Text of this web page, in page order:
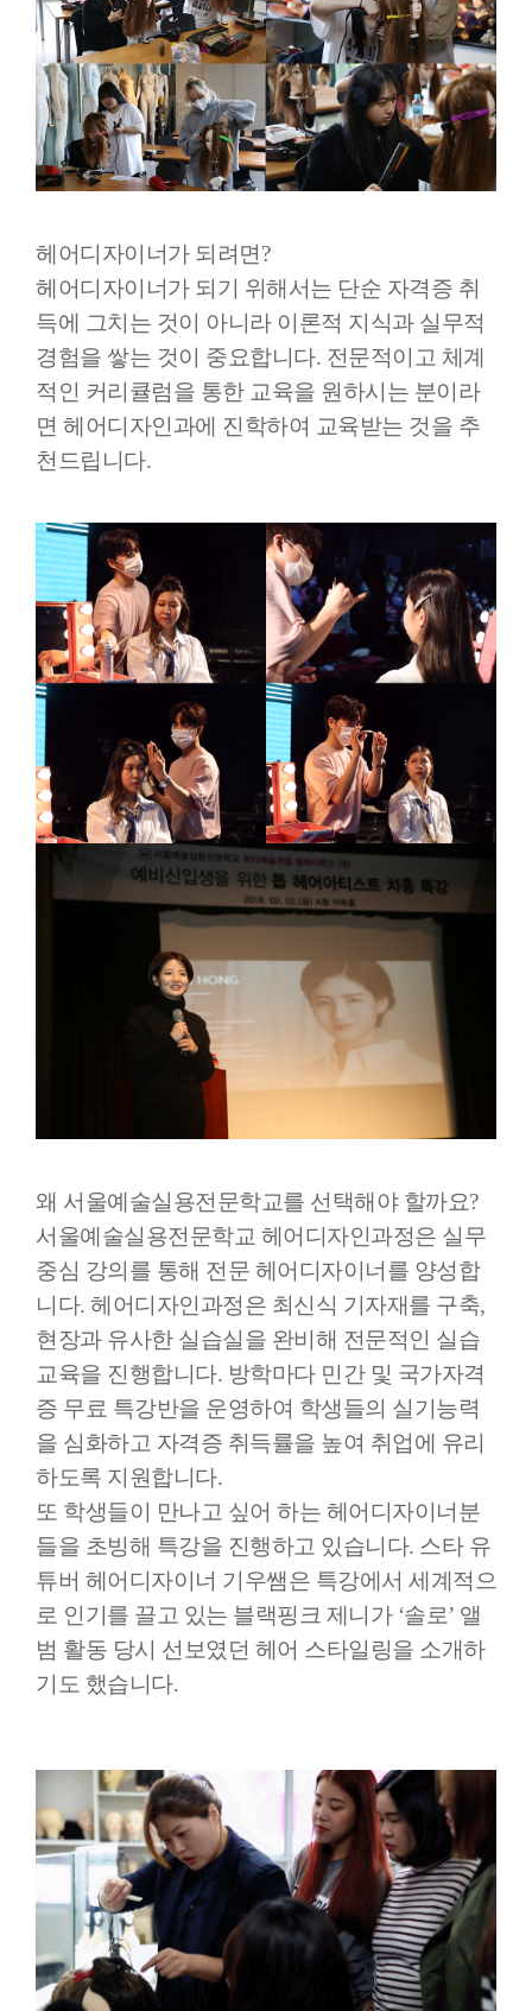
헤어디자이너가 되려면?
헤어디자이너가 되기 위해서는 단순 자격증 취
득에 그치는 것이 아니라 이론적 지식과 실무적
경험을 쌓는 것이 중요합니다. 전문적이고 체계
적인 커리큘럼을 통한 교육을 원하시는 분이라
면 헤어디자인과에 진학하여 교육받는 것을 추
천드립니다.
왜 서울예술실용전문학교를 선택해야 할까요?
서울예술실용전문학교 헤어디자인과정은 실무
중심 강의를 통해 전문 헤어디자이너를 양성합
니다. 헤어디자인과정은 최신식 기자재를 구축,
현장과 유사한 실습실을 완비해 전문적인 실습
교육을 진행합니다. 방학마다 민간 및 국가자격
증 무료 특강반을 운영하여 학생들의 실기능력
을 심화하고 자격증 취득률을 높여 취업에 유리
하도록 지원합니다.
또 학생들이 만나고 싶어 하는 헤어디자이너분
들을 초빙해 특강을 진행하고 있습니다. 스타 유
튜버 헤어디자이너 기우쌤은 특강에서 세계적으
로 인기를 끌고 있는 블랙핑크 제니가 ‘솔로’ 앨
범 활동 당시 선보였던 헤어 스타일링을 소개하
기도 했습니다.